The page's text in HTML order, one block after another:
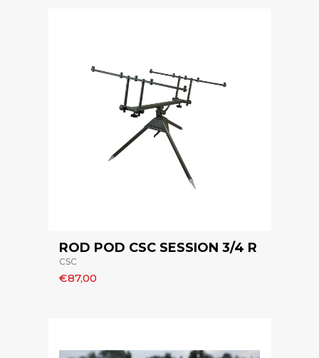
ROD POD CSC SESSION 3/4 R
CSC
€87,00